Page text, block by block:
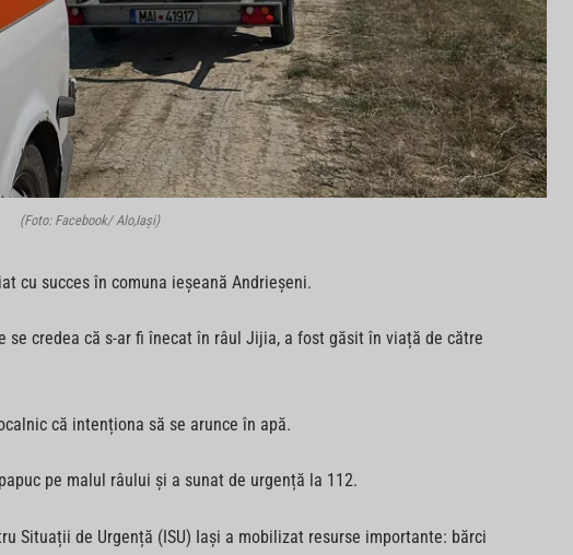
(Foto: Facebook/ Alo,Iași)
cu succes în comuna ieșeană Andrieșeni.
se credea că s-ar fi înecat în râul Jijia, a fost găsit în viață de către
că intenționa să se arunce în apă.
pe malul râului și a sunat de urgență la 112.
Situații de Urgență (ISU) Iași a mobilizat resurse importante: bărci